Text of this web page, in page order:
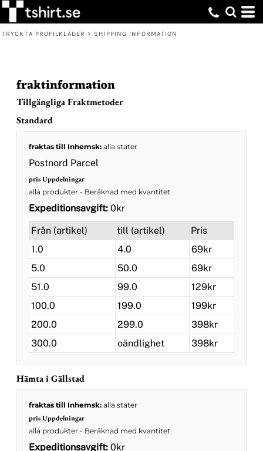
TRYCKTA PROFILKLÄDER > SHIPPING INFORMATION
fraktinformation
Tillgängliga Fraktmetoder
Standard
fraktas till Inhemsk: alla stater
Postnord Parcel
pris Uppdelningar
alla produkter - Beräknad med kvantitet
Expeditionsavgift: 0kr
Från (artikel)
till (artikel)
Pris
1.0
4.0
69kr
5.0
50.0
69kr
51.0
99.0
129kr
100.0
199.0
199kr
200.0
299.0
398kr
300.0
oändlighet 398kr
Hämta i Gällstad
fraktas till Inhemsk: alla stater
pris Uppdelningar
alla produkter - Beräknad med kvantitet
Expeditionsavgift: 0kr